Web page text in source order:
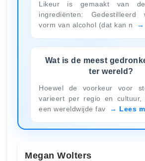
Likeur is gemaakt van de
ingrediënten: Gedestilleerd
vorm van alcohol (dat kan n
Wat is de meest
ter wereld?
Hoewel de voorkeur voor
varieert per regio en cultuur,
een wereldwijde fav
Lees
Megan Wolters